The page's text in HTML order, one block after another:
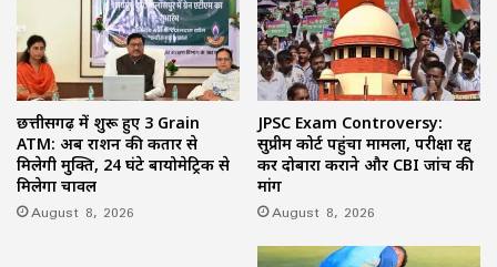
छत्तीसगढ़ में शुरू हुए 3 Grain
ATM: अब राशन की कतार से
मिलेगी मुक्ति, 24 घंटे बायोमेट्रिक से
मिलेगा चावल
August 8, 2026
JPSC Exam Controversy:
सुप्रीम कोर्ट पहुंचा मामला, परीक्षा रद्द
कर दोबारा कराने और CBI जांच की
मांग
August 8, 2026